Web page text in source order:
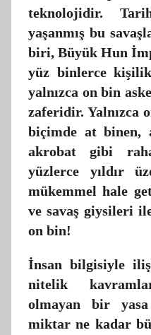
teknolojidir.
yaşanmış bu
biri, Büyük Hun
yüz binlerce
yalnızca on bin
zaferidir. Yalnızca
biçimde at binen,
akrobat gibi
yüzlerce yıldır
mükemmel hale
ve savaş giysileri
on bin!
İnsan bilgisiyle
nitelik
olmayan bir
miktar ne kadar